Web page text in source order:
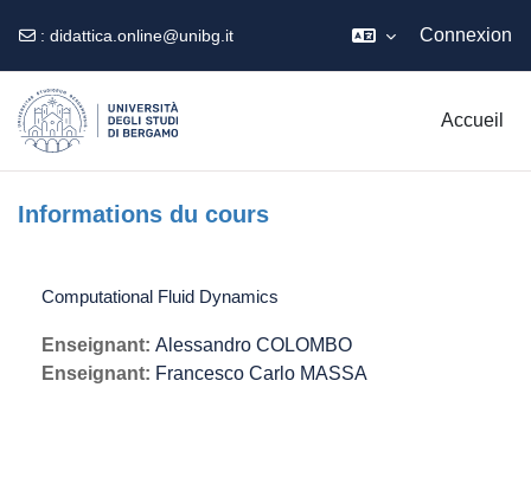
: didattica.online@unibg.it Connexion
Accueil
Informations du cours
Computational Fluid Dynamics
Enseignant: Alessandro COLOMBO
Enseignant: Francesco Carlo MASSA